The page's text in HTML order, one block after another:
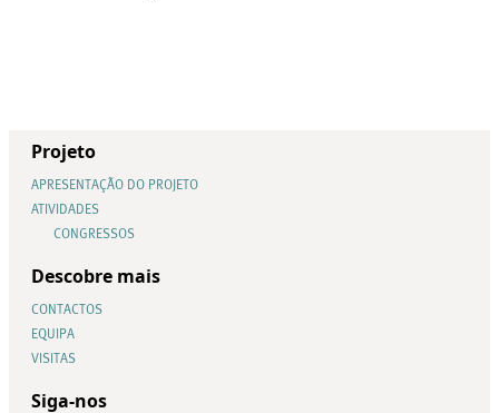
Projeto
APRESENTAÇÃO DO PROJETO
ATIVIDADES
CONGRESSOS
Descobre mais
CONTACTOS
EQUIPA
VISITAS
Siga-nos